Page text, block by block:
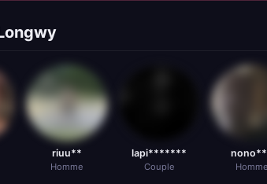
riuu**
Homme
lapi*******
Couple Homme